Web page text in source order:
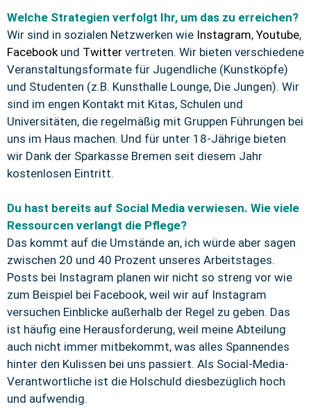
Welche Strategien verfolgt Ihr, um das zu erreichen?
Wir sind in sozialen Netzwerken wie Instagram, Youtube,
Facebook und Twitter vertreten. Wir bieten verschiedene
Veranstaltungsformate für Jugendliche (Kunstköpfe)
und Studenten (z.B. Kunsthalle Lounge, Die Jungen). Wir
sind im engen Kontakt mit Kitas, Schulen und
Universitäten, die regelmäßig mit Gruppen Führungen bei
uns im Haus machen. Und für unter 18-Jährige bieten
wir Dank der Sparkasse Bremen seit diesem Jahr
kostenlosen Eintritt.
Du hast bereits auf Social Media verwiesen. Wie viele
Ressourcen verlangt die Pflege?
Das kommt auf die Umstände an, ich würde aber sagen
zwischen 20 und 40 Prozent unseres Arbeitstages.
Posts bei Instagram planen wir nicht so streng vor wie
zum Beispiel bei Facebook, weil wir auf Instagram
versuchen Einblicke außerhalb der Regel zu geben. Das
ist häufig eine Herausforderung, weil meine Abteilung
auch nicht immer mitbekommt, was alles Spannendes
hinter den Kulissen bei uns passiert. Als Social-Media-
Verantwortliche ist die Holschuld diesbezüglich hoch
und aufwendig.